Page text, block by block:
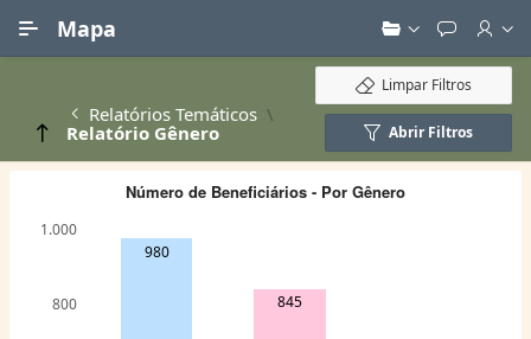
Mapa
Relatórios Temáticos
Relatório Gênero
Limpar Filtros
Abrir Filtros
980
845
Número de Beneficiários - Por Gênero
800
1.000